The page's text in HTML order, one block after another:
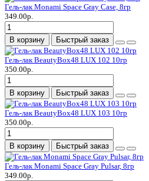
Гель-лак Monami Space Gray Case, 8гр
349.00р.
В корзину Быстрый заказ
Гель-лак BeautyBox48 LUX 102 10гр
350.00р.
В корзину Быстрый заказ
Гель-лак BeautyBox48 LUX 103 10гр
350.00р.
В корзину Быстрый заказ
Гель-лак Monami Space Gray Pulsar, 8гр
349.00р.